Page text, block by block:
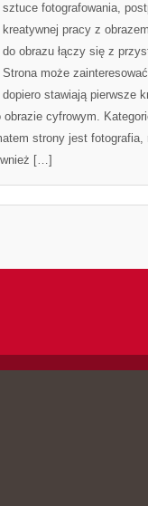
sztuce fotografowania,
kreatywnej pracy z
do obrazu łączy się z
Strona może
dopiero stawiają pierwsze
cyfrowym.
strony jest
[…]